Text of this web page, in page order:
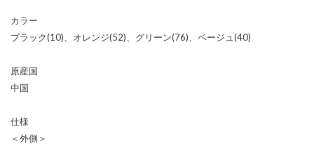
カラー
ブラック(10)、オレンジ(52)、グリーン(76)、ベージュ(40)
原産国
中国
仕様
＜外側＞